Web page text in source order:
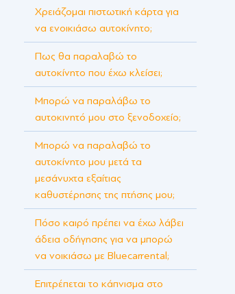
Χρειάζομαι πιστωτική κάρτα για
να ενοικιάσω αυτοκίνητο;
Πως θα παραλαβώ το
αυτοκίνητο που έχω κλείσει;
Μπορώ να παραλάβω το
αυτοκινητό μου στο ξενοδοχείο;
Μπορώ να παραλαβώ το
αυτοκίνητο μου μετά τα
μεσάνυχτα εξαίτιας
καθυστέρησης της πτήσης μου;
Πόσο καιρό πρέπει να έχω λάβει
άδεια οδήγησης για να μπορώ
να νοικιάσω με Bluecarrental;
Επιτρέπεται το κάπνισμα στο